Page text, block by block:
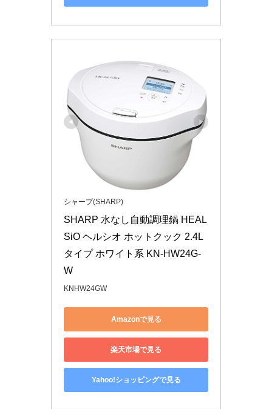
シャープ(SHARP)
SHARP 水なし自動調理鍋 HEAL
SiO ヘルシオ ホットクック 2.4L
タイプ ホワイト系 KN-HW24G-
W
KNHW24GW
Amazonで見る
楽天市場で見る
Yahoo!ショッピングで見る